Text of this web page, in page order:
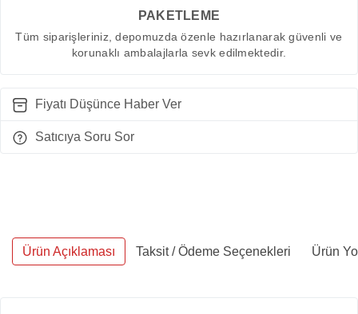
PAKETLEME
Tüm siparişleriniz, depomuzda özenle hazırlanarak güvenli ve
korunaklı ambalajlarla sevk edilmektedir.
Fiyatı Düşünce Haber Ver
Satıcıya Soru Sor
Ürün Açıklaması Taksit / Ödeme Seçenekleri Ürün